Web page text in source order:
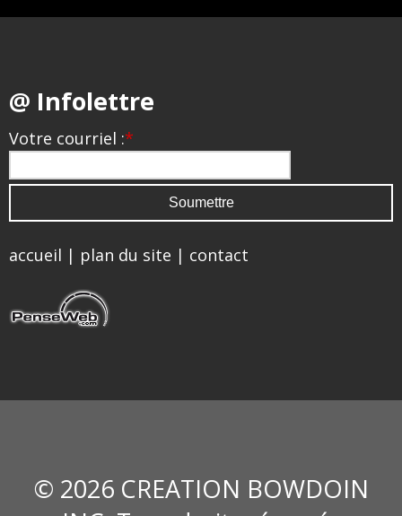
@ Infolettre
Votre courriel :*
accueil | plan du site | contact
© 2026 CREATION BOWDOIN